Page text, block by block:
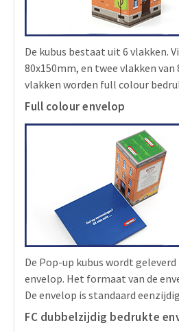
De kubus bestaat uit 6 vlakken.
80x150mm, en twee vlakken van
vlakken worden full colour
Full colour envelop
De Pop-up kubus wordt
envelop. Het formaat van de
De envelop is standaard
FC dubbelzijdig bedrukte